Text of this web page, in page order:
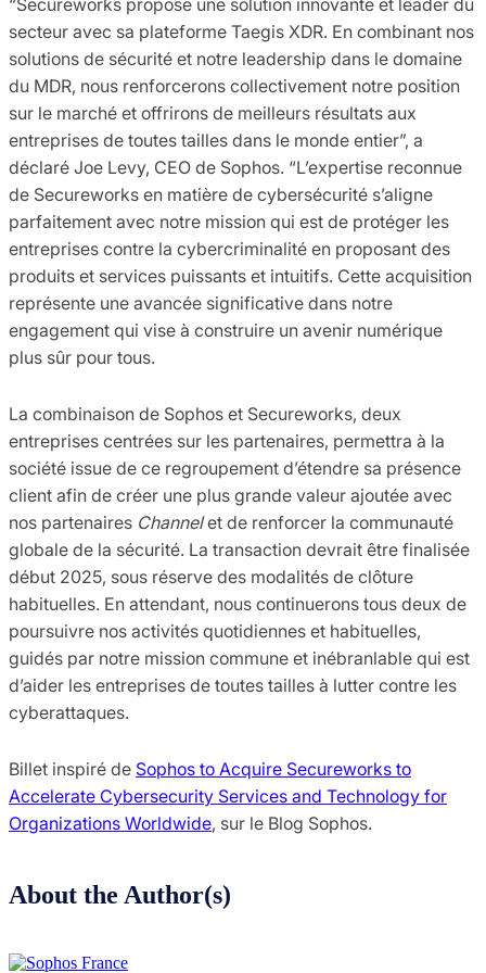
“Secureworks propose une solution innovante et leader du
secteur avec sa plateforme Taegis XDR. En combinant nos
solutions de sécurité et notre leadership dans le domaine
du MDR, nous renforcerons collectivement notre position
sur le marché et offrirons de meilleurs résultats aux
entreprises de toutes tailles dans le monde entier”, a
déclaré Joe Levy, CEO de Sophos. “L’expertise reconnue
de Secureworks en matière de cybersécurité s’aligne
parfaitement avec notre mission qui est de protéger les
entreprises contre la cybercriminalité en proposant des
produits et services puissants et intuitifs. Cette acquisition
représente une avancée significative dans notre
engagement qui vise à construire un avenir numérique
plus sûr pour tous.
La combinaison de Sophos et Secureworks, deux
entreprises centrées sur les partenaires, permettra à la
société issue de ce regroupement d’étendre sa présence
client afin de créer une plus grande valeur ajoutée avec
nos partenaires Channelet de renforcer la communauté
globale de la sécurité. La transaction devrait être finalisée
début 2025, sous réserve des modalités de clôture
habituelles. En attendant, nous continuerons tous deux de
poursuivre nos activités quotidiennes et habituelles,
guidés par notre mission commune et inébranlable qui est
d’aider les entreprises de toutes tailles à lutter contre les
cyberattaques.
Billet inspiré de Sophos to Acquire Secureworks to
Accelerate Cybersecurity Services and Technology for
Organizations Worldwide, sur le Blog Sophos.
About the Author(s)